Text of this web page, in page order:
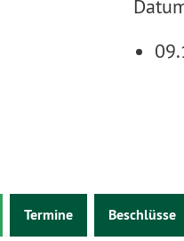
Termine Beschlüsse